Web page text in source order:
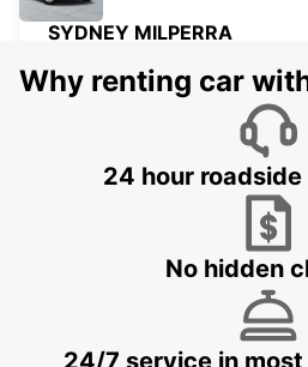
SYDNEY MILPERRA
SYDNEY PARRAMATTA
Why renting car
24 hour
No hidden